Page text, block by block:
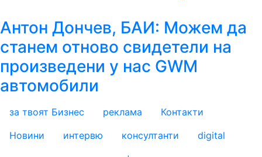
Антон Дончев, БАИ: Можем да
станем отново свидетели на
произведени у нас GWM
автомобили
за твоят Бизнес реклама Контакти
footer_statii
Новини интервю консултанти
digital